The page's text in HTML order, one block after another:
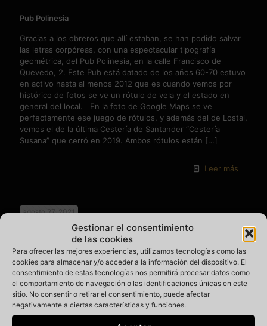
Gestionar el consentimiento
de las cookies
Para ofrecer las mejores experiencias, utilizamos tecnologías como las
cookies para almacenar y/o acceder a la información del dispositivo. El
consentimiento de estas tecnologías nos permitirá procesar datos como
el comportamiento de navegación o las identificaciones únicas en este
sitio. No consentir o retirar el consentimiento, puede afectar
negativamente a ciertas características y funciones.
Pub Polinesia
Gracias a los obreros que allí estaban, se han podido salvar
las letras corpóreas, con una espectacular tipografía
geométrica, del Pub Polinesia, en la calle Francisco de
Quevedo, 2. Este Pub está datado de los años 60-70 estuvo
en activo hasta al menos 2012 que es cuando vemos por
histórico de fotos se ve un rótulo de vela y el estado en
general del local. En la foto de Google Maps se ve
perfectamente ese juego de rótulos, y además del de Lostal,
vemos el de la última Cestería de Santander “Cestería
Susana” que cerró en 2019. Ambos rótulos están […]
Leer más
agosto 27, 2021